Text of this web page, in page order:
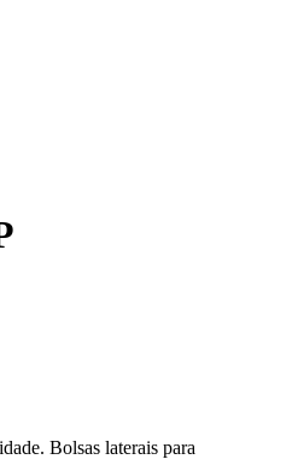
Bolsas laterais para